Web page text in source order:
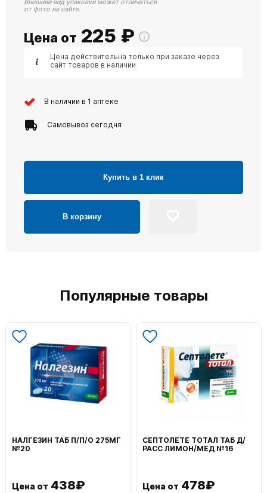
Внешний вид упаковки может отличаться
от фото на сайте.
Цена от 225 ₽
Цена действительна только при заказе через
сайт товаров в наличии
В наличии в 1 аптеке
Самовывоз сегодня
Купить в 1 клик
В корзину
Популярные товары
ВОЛЬТАРЕН ЭМУЛЬГЕЛЬ
НАРУЖ 2% 100Г
Цена от 1 106₽
ФЕНИСТИЛ ГЕЛЬ НАРУЖ
0,1% 50Г
Цена от 749₽